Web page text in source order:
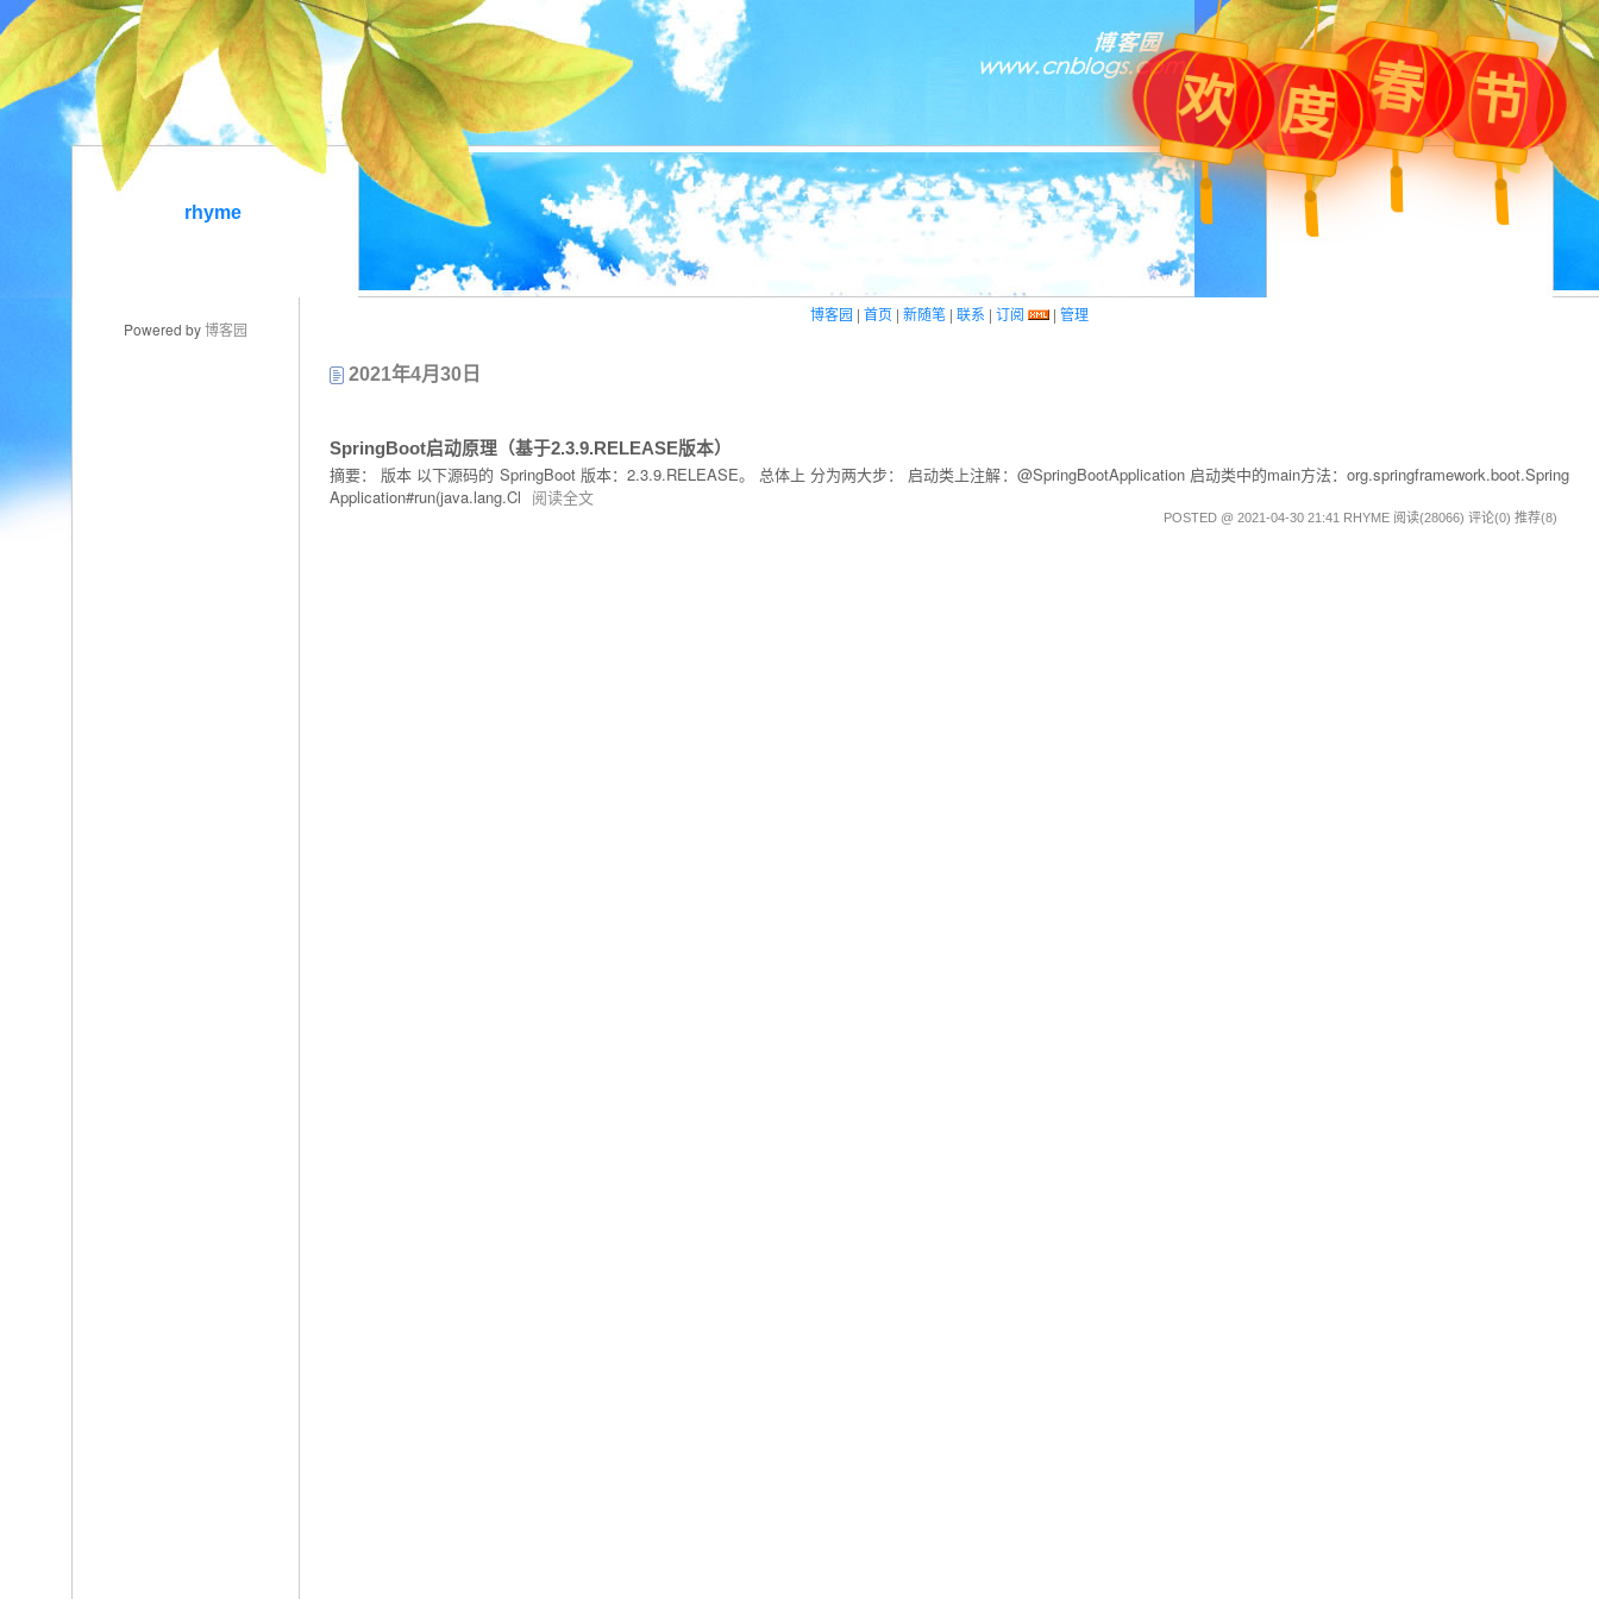
节
春
度
欢
rhyme
Powered by博客园
博客园 | 首页 | 新随笔 | 联系 | 订阅 | 管理
2021年4月30日
SpringBoot启动原理（基于2.3.9.RELEASE版本）
摘要： 版本 以下源码的 SpringBoot 版本：2.3.9.RELEASE。 总体上 分为两大步： 启动类上注解：@SpringBootApplication 启动类中的main方法：org.springframework.boot.Spring
Application#run(java.lang.Cl 阅读全文
POSTED @ 2021-04-30 21:41 RHYME 阅读(28066) 评论(0) 推荐(8)